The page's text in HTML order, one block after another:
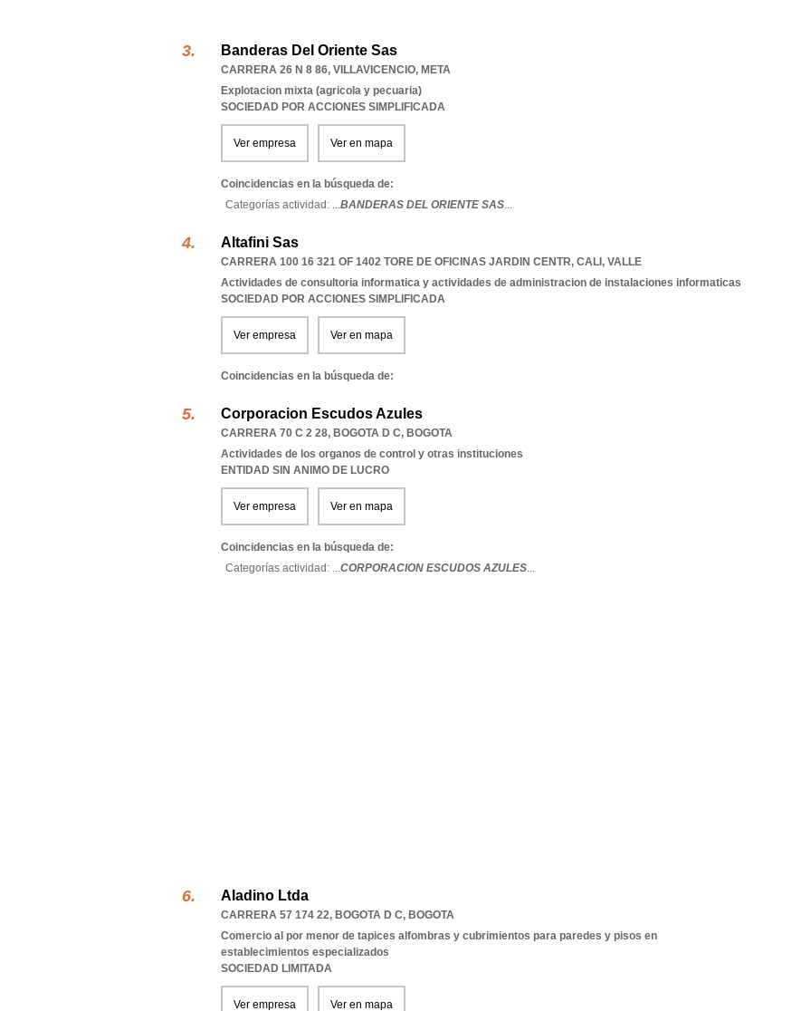
Banderas Del Oriente Sas
CARRERA 26 N 8 86, VILLAVICENCIO, META
Explotacion mixta (agricola y pecuaria)
SOCIEDAD POR ACCIONES SIMPLIFICADA
Ver empresa Ver en mapa
Coincidencias en la búsqueda de:
Categorías actividad: ...BANDERAS DEL ORIENTE SAS...
Altafini Sas
CARRERA 100 16 321 OF 1402 TORE DE OFICINAS JARDIN CENTR, CALI , VALLE
Actividades de consultoria informatica y actividades de administracion de instalaciones informaticas
SOCIEDAD POR ACCIONES SIMPLIFICADA
Ver empresa Ver en mapa
Coincidencias en la búsqueda de:
Corporacion Escudos Azules
CARRERA 70 C 2 28, BOGOTA D C, BOGOTA
Actividades de los organos de control y otras instituciones
ENTIDAD SIN ANIMO DE LUCRO
Ver empresa Ver en mapa
Coincidencias en la búsqueda de:
Categorías actividad: ...CORPORACION ESCUDOS AZULES...
Aladino Ltda
CARRERA 57 174 22, BOGOTA D C, BOGOTA
Comercio al por menor de tapices alfombras y cubrimientos para paredes y pisos en
establecimientos especializados
SOCIEDAD LIMITADA
Ver empresa Ver en mapa